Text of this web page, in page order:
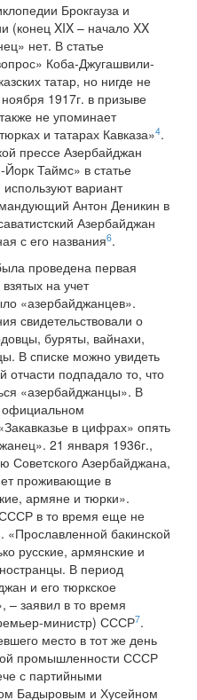
Брокгауза и
(конец XIX – начало XX
нет. В статье
Коба-Джугашвили-
татар, но нигде не
1917г. в призыве
не упоминает
и татарах Кавказа»4.
прессе Азербайджан
Таймс» в статье
вариант
Антон Деникин в
Азербайджан
с его названия6.
проведена первая
на учет
«азербайджанцев».
свидетельствовали о
буряты, вайнахи,
В списке можно увидеть
отчасти подпадало то, что
«азербайджанцы». В
официальном
в цифрах» опять
21 января 1936г.,
Советского Азербайджана,
проживающие в
армяне и тюрки».
СССР в то время еще не
бакинской
русские, армянские и
В период
и его тюркское
– заявил в то время
министр) СССР7.
место в тот же день
промышленности СССР
с партийными
Бадыровым и Хусейном